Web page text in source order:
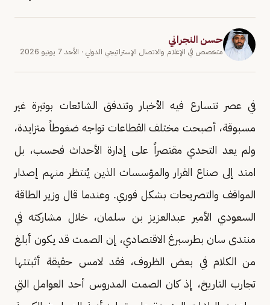
حسن النجراني
متخصص في الإعلام والاتصال الإستراتيجي الدولي · الأحد 7 يونيو 2026
في عصر تتسارع فيه الأخبار وتتدفق الشائعات بوتيرة غير
مسبوقة، أصبحت مختلف القطاعات تواجه ضغوطاً متزايدة،
ولم يعد التحدي مقتصراً على إدارة الأحداث فحسب، بل
امتد إلى صناع القرار والمؤسسات الذين يُنتظر منهم إصدار
المواقف والتصريحات بشكل فوري. وعندما قال وزير الطاقة
السعودي الأمير عبدالعزيز بن سلمان، خلال مشاركته في
منتدى سان بطرسبرغ الاقتصادي، إن الصمت قد يكون أبلغ
من الكلام في بعض الظروف، فقد لامس حقيقة أثبتتها
تجارب التاريخ، إذ كان الصمت المدروس أحد العوامل التي